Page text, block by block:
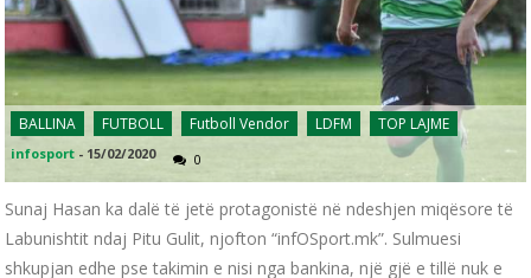
BALLINA FUTBOLL Futboll Vendor LDFM TOP LAJME
infosport - 15/02/2020 0
Sunaj Hasan ka dalë të jetë protagonistë në ndeshjen miqësore të
Labunishtit ndaj Pitu Gulit, njofton “infOSport.mk”. Sulmuesi
shkupjan edhe pse takimin e nisi nga bankina, një gjë e tillë nuk e